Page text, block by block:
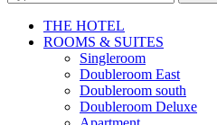
THE HOTEL
ROOMS & SUITES
Singleroom
Doubleroom East
Doubleroom south
Doubleroom Deluxe